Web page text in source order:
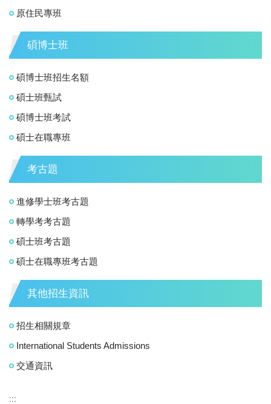
原住民專班
碩博士班
碩博士班招生名額
碩士班甄試
碩博士班考試
碩士在職專班
考古題
進修學士班考古題
轉學考考古題
碩士班考古題
碩士在職專班考古題
其他招生資訊
招生相關規章
International Students Admissions
交通資訊
:::